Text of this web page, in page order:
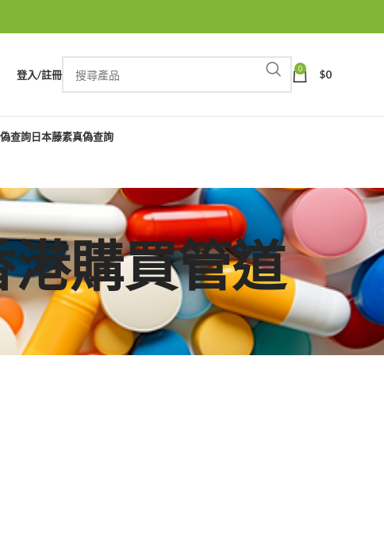
登入/註冊 0 $0
查詢日本藤素真偽查詢
購買管道